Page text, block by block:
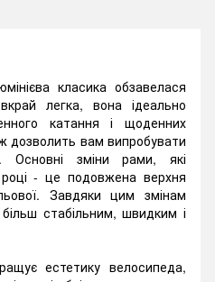
класика обзавелася
легка, вона ідеально
катання і щоденних
дозволить вам випробувати
Основні зміни рами, які
- це подовжена верхня
Завдяки цим змінам
стабільним, швидким і
естетику велосипеда,